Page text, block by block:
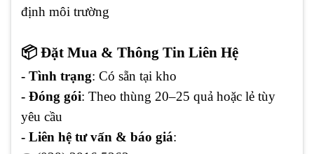
định môi trường
📦 Đặt Mua & Thông Tin Liên Hệ
- Tình trạng: Có sẵn tại kho
- Đóng gói: Theo thùng 20–25 quả hoặc lẻ tùy
yêu cầu
- Liên hệ tư vấn & báo giá: